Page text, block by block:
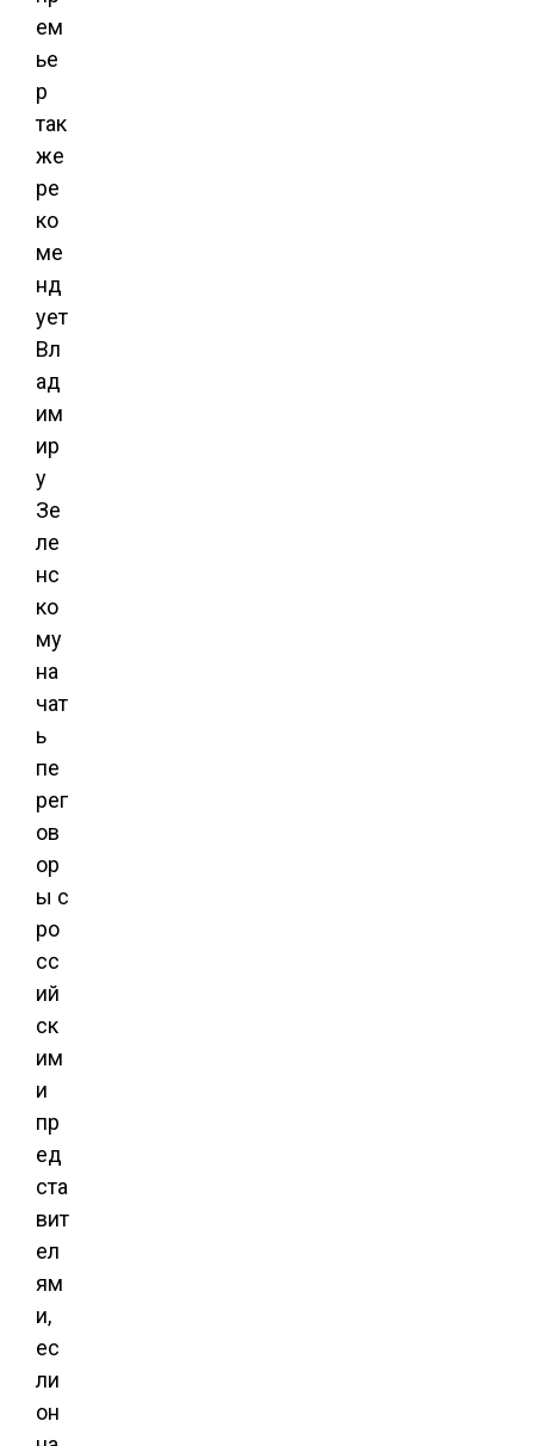
ем
ье
р
так
же
ре
ко
ме
нд
ует
Вл
ад
им
ир
у
Зе
ле
нс
ко
му
на
чат
ь
пе
рег
ов
ор
ы с
ро
сс
ий
ск
им
и
пр
ед
ста
вит
ел
ям
и,
ес
ли
он